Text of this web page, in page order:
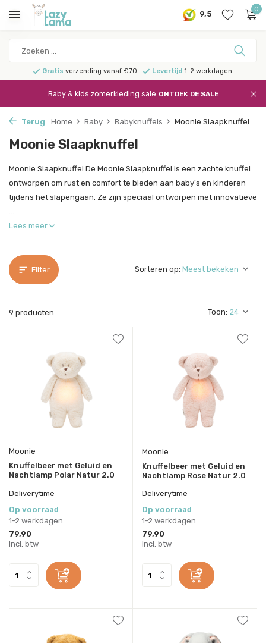
9,5
0
Gratis verzending vanaf €70 Levertijd1-2 werkdagen
Baby & kids zomerkleding sale ONTDEK DE SALE
Terug Home Baby Babyknuffels Moonie Slaapknuffel
Moonie Slaapknuffel
Moonie Slaapknuffel De Moonie Slaapknuffel is een zachte knuffel
ontworpen om rust en comfort te bieden aan baby's en kinderen
tijdens het slapengaan. Ze zijn speciaal ontworpen met innovatieve
...
Lees meer
Filter
9 producten Toon:
Sorteren op:
Moonie
Knuffelbeer met Geluid en
Nachtlamp Polar Natur 2.0
Deliverytime
Op voorraad
1-2 werkdagen
79,90
Incl. btw
Moonie
Knuffelbeer met Geluid en
Nachtlamp Rose Natur 2.0
Deliverytime
Op voorraad
1-2 werkdagen
79,90
Incl. btw